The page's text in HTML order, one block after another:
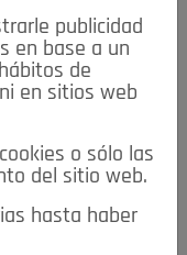
esta
publicidad
en base a un
de
en sitios web
o sólo las
del sitio web.
hasta haber